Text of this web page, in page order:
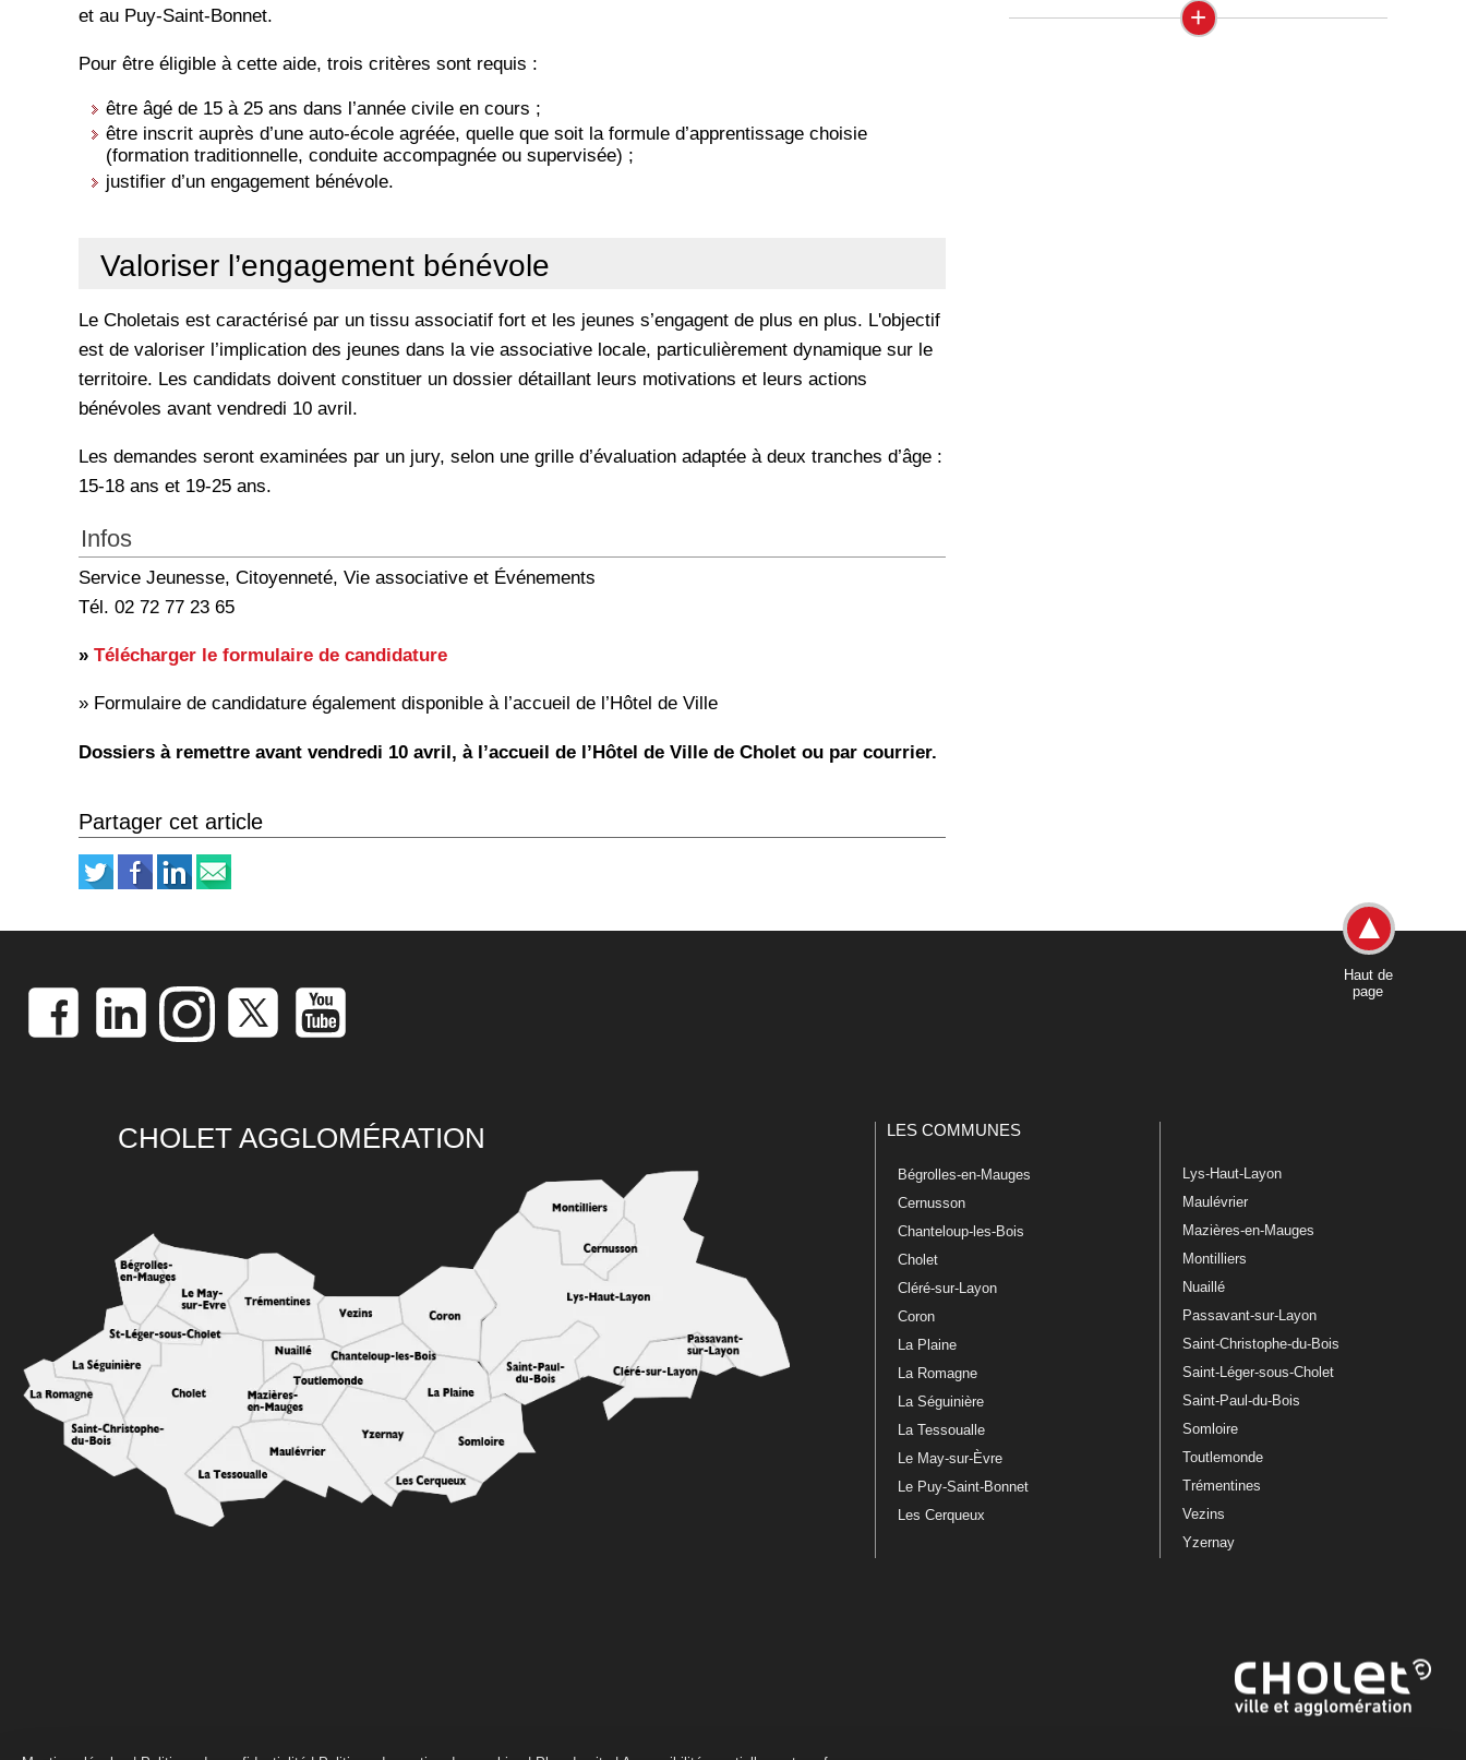
et au Puy-Saint-Bonnet.
Pour être éligible à cette aide, trois critères sont requis :
être âgé de 15 à 25 ans dans l’année civile en cours ;
être inscrit auprès d’une auto-école agréée, quelle que soit la formule d’apprentissage choisie
(formation traditionnelle, conduite accompagnée ou supervisée) ;
justifier d’un engagement bénévole.
Valoriser l’engagement bénévole
Le Choletais est caractérisé par un tissu associatif fort et les jeunes s’engagent de plus en plus. L'objectif
est de valoriser l’implication des jeunes dans la vie associative locale, particulièrement dynamique sur le
territoire. Les candidats doivent constituer un dossier détaillant leurs motivations et leurs actions
bénévoles avant vendredi 10 avril.
Les demandes seront examinées par un jury, selon une grille d’évaluation adaptée à deux tranches d’âge :
15-18 ans et 19-25 ans.
Infos
Service Jeunesse, Citoyenneté, Vie associative et Événements
Tél. 02 72 77 23 65
» Télécharger le formulaire de candidature
» Formulaire de candidature également disponible à l’accueil de l’Hôtel de Ville
Dossiers à remettre avant vendredi 10 avril, à l’accueil de l’Hôtel de Ville de Cholet ou par courrier.
Partager cet article
+
Haut de
page
CHOLET AGGLOMÉRATION LES COMMUNES
Bégrolles-en-Mauges
Cernusson
Chanteloup-les-Bois
Cholet
Cléré-sur-Layon
Coron
La Plaine
La Romagne
La Séguinière
La Tessoualle
Le May-sur-Èvre
Le Puy-Saint-Bonnet
Les Cerqueux
Lys-Haut-Layon
Maulévrier
Mazières-en-Mauges
Montilliers
Nuaillé
Passavant-sur-Layon
Saint-Christophe-du-Bois
Saint-Léger-sous-Cholet
Saint-Paul-du-Bois
Somloire
Toutlemonde
Trémentines
Vezins
Yzernay